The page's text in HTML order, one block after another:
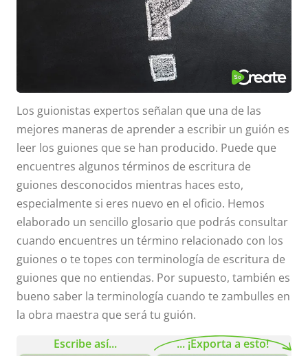
Los guionistas expertos señalan que una de las
mejores maneras de aprender a escribir un guión es
leer los guiones que se han producido. Puede que
encuentres algunos términos de escritura de
guiones desconocidos mientras haces esto,
especialmente si eres nuevo en el oficio. Hemos
elaborado un sencillo glosario que podrás consultar
cuando encuentres un término relacionado con los
guiones o te topes con terminología de escritura de
guiones que no entiendas. Por supuesto, también es
bueno saber la terminología cuando te zambulles en
la obra maestra que será tu guión.
Escribe así... ... ¡Exporta a esto!